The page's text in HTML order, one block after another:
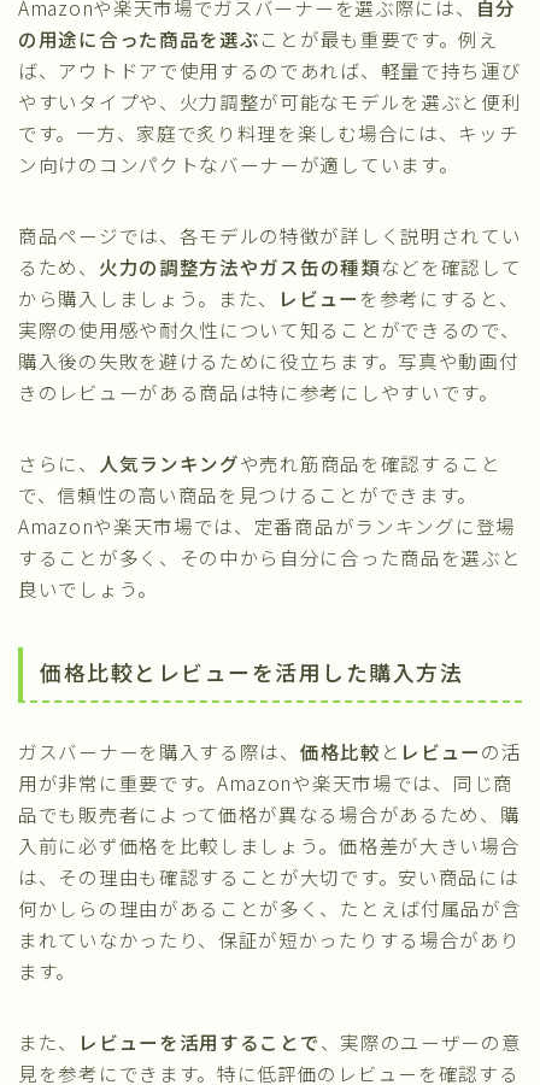
Amazonや楽天市場でガスバーナーを選ぶ際には、
自分
の用途に合った商品を選ぶことが最も重要です。例え
ば、アウトドアで使用するのであれば、軽量で持ち運び
やすいタイプや、火力調整が可能なモデルを選ぶと便利
です。一方、家庭で炙り料理を楽しむ場合には、キッチ
ン向けのコンパクトなバーナーが適しています。
商品ページでは、各モデルの特徴が詳しく説明されてい
るため、 火力の調整方法やガス缶の種類などを確認して
から購入しましょう。また、
レビュー を参考にすると、
実際の使用感や耐久性について知ることができるので、
購入後の失敗を避けるために役立ちます。写真や動画付
きのレビューがある商品は特に参考にしやすいです。
さらに、 人気ランキングや売れ筋商品を確認すること
で、信頼性の高い商品を見つけることができます。
Amazonや楽天市場では、定番商品がランキングに登場
することが多く、その中から自分に合った商品を選ぶと
良いでしょう。
価格比較とレビューを活用した購入方法
ガスバーナーを購入する際は、 価格比較 と レビューの活
用が非常に重要です。Amazonや楽天市場では、同じ商
品でも販売者によって価格が異なる場合があるため、購
入前に必ず価格を比較しましょう。価格差が大きい場合
は、その理由も確認することが大切です。安い商品には
何かしらの理由があることが多く、たとえば付属品が含
まれていなかったり、保証が短かったりする場合があり
ます。
また、 レビューを活用することで、実際のユーザーの意
見を参考にできます。特に低評価のレビューを確認する